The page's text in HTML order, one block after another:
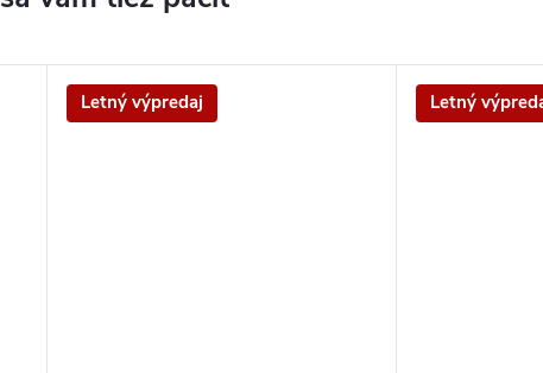
Letný výpredaj Letný